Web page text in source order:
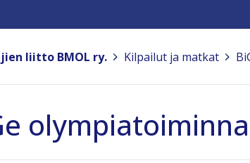
liitto BMOL ry. Kilpailut ja matkat